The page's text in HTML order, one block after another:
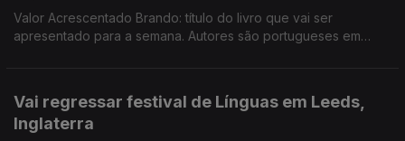
Valor Acrescentado Brando: título do livro que vai ser
apresentado para a semana. Autores são portugueses em
Vai regressar festival de Línguas em Leeds,
Inglaterra